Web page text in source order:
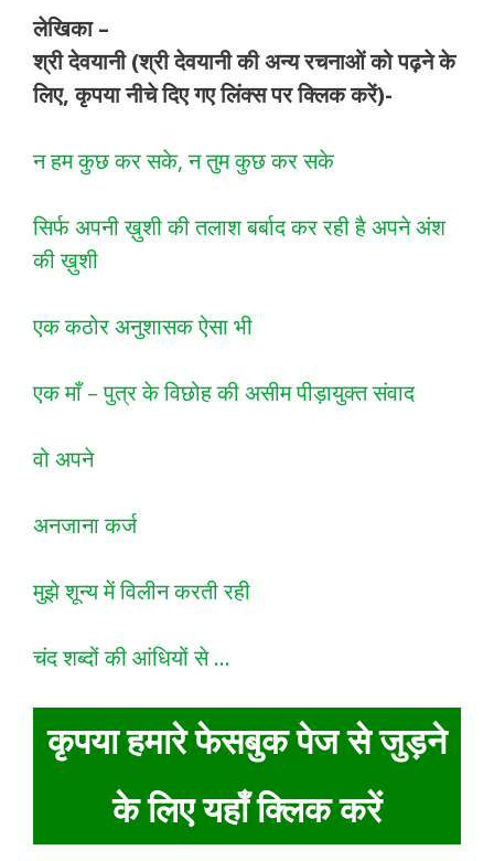
लेखिका –
श्री देवयानी (श्री देवयानी की अन्य रचनाओं को पढ़ने के
लिए, कृपया नीचे दिए गए लिंक्स पर क्लिक करें)-
न हम कुछ कर सके, न तुम कुछ कर सके
सिर्फ अपनी ख़ुशी की तलाश बर्बाद कर रही है अपने अंश
की ख़ुशी
एक कठोर अनुशासक ऐसा भी
एक माँ – पुत्र के विछोह की असीम पीड़ायुक्त संवाद
वो अपने
अनजाना कर्ज
मुझे शून्य में विलीन करती रही
चंद शब्दों की आंधियों से …
कृपया हमारे फेसबुक पेज से जुड़ने
के लिए यहाँ क्लिक करें